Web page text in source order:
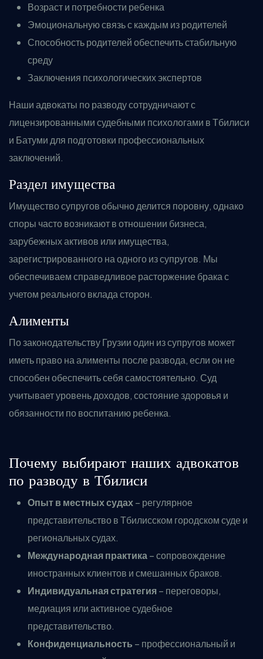
Возраст и потребности ребенка
Эмоциональную связь с каждым из родителей
Способность родителей обеспечить стабильную
среду
Заключения психологических экспертов
Наши адвокаты по разводу сотрудничают с
лицензированными судебными психологами в Тбилиси
и Батуми для подготовки профессиональных
заключений.
Раздел имущества
Имущество супругов обычно делится поровну, однако
споры часто возникают в отношении бизнеса,
зарубежных активов или имущества,
зарегистрированного на одного из супругов. Мы
обеспечиваем справедливое расторжение брака с
учетом реального вклада сторон.
Алименты
По законодательству Грузии один из супругов может
иметь право на алименты после развода, если он не
способен обеспечить себя самостоятельно. Суд
учитывает уровень доходов, состояние здоровья и
обязанности по воспитанию ребенка.
Почему выбирают наших адвокатов
по разводу в Тбилиси
Опыт в местных судах– регулярное
представительство в Тбилисском городском суде и
региональных судах.
Международная практика– сопровождение
иностранных клиентов и смешанных браков.
Индивидуальная стратегия– переговоры,
медиация или активное судебное
представительство.
Конфиденциальность – профессиональный и